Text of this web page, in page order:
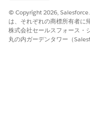
この記事で
© Copyright 2026,
は、それぞれの商標所有者に
株式会社セールスフォース・
丸の内ガーデンタワー（